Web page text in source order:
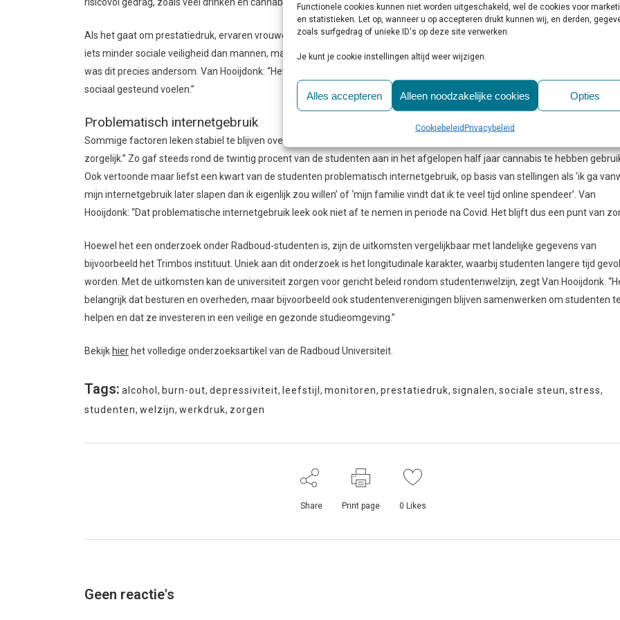
Functionele cookies kunnen niet worden uitgeschakeld, wel de cookies voor
en statistieken. Let op, wanneer u op accepteren drukt kunnen wij, en derden,
zoals surfgedrag of unieke ID's op deze site verwerken.
Je kunt je cookie instellingen altijd weer wijzigen.
Alles accepteren Alleen noodzakelijke cookies Opties
CookiebeleidPrivacybeleid
risicovol gedrag, zoals veel drinken en cannabis gebruiken of ongezonder eten.
Als het gaat om prestatiedruk, ervaren vrouwen en masterstudenten die het sterkst. Daarnaast ervaren vrouwelijke
iets minder sociale veiligheid dan mannen, maar wel weer meer sociale steun van medestudenten. Bij internationale
was dit precies andersom. Van Hooijdonk: “Het lijkt bij die groep wat langer te duren voordat ze aansluiting vinden en zich
sociaal gesteund voelen.”
Problematisch internetgebruik
Sommige factoren leken stabiel te blijven over de jaren, volgens de onderzoeker. “Bij sommige thema’s is dat misschien
zorgelijk.” Zo gaf steeds rond de twintig procent van de studenten aan in het afgelopen half jaar cannabis te hebben
Ook vertoonde maar liefst een kwart van de studenten problematisch internetgebruik, op basis van stellingen als ‘ik ga
mijn internetgebruik later slapen dan ik eigenlijk zou willen’ of ‘mijn familie vindt dat ik te veel tijd online spendeer’. Van
Hooijdonk: “Dat problematische internetgebruik leek ook niet af te nemen in periode na Covid. Het blijft dus een punt van
Hoewel het een onderzoek onder Radboud-studenten is, zijn de uitkomsten vergelijkbaar met landelijke gegevens van
bijvoorbeeld het Trimbos instituut. Uniek aan dit onderzoek is het longitudinale karakter, waarbij studenten langere tijd
worden. Met de uitkomsten kan de universiteit zorgen voor gericht beleid rondom studentenwelzijn, zegt Van Hooijdonk.
belangrijk dat besturen en overheden, maar bijvoorbeeld ook studentenverenigingen blijven samenwerken om studenten
helpen en dat ze investeren in een veilige en gezonde studieomgeving.”
Bekijk hier het volledige onderzoeksartikel van de Radboud Universiteit.
Tags: alcohol , burn-out, depressiviteit, leefstijl , monitoren, prestatiedruk, signalen, sociale steun, stress,
studenten, welzijn, werkdruk, zorgen
Share Print page 0 Likes
Geen reactie's